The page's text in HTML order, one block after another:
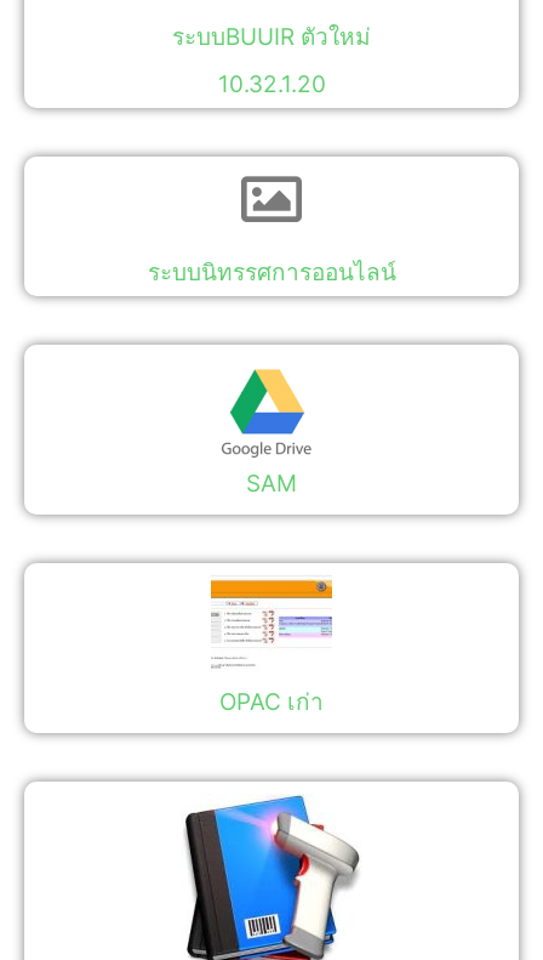
ระบบBUUIR ตัวใหม่
10.32.1.20
ระบบนิทรรศการออนไลน์
SAM
OPAC เก่า